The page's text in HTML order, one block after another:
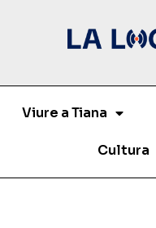
Viure a Tiana
Cultura